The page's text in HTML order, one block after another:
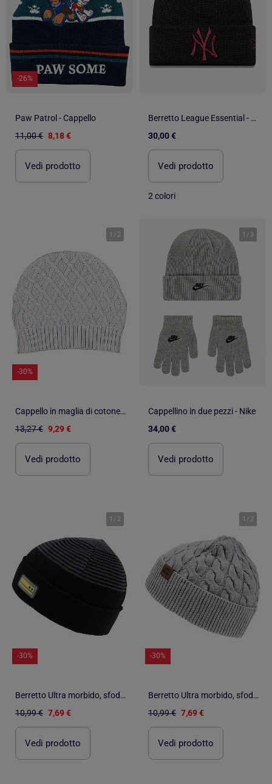
-26%
Paw Patrol - Cappello
11,00 € 8,18 €
Vedi prodotto
Berretto League Essential - New Era
30,00 €
Vedi prodotto
2 colori
1 / 2
-30%
Cappello in maglia di cotone biologico foderato loan | Kitikate
13,27 € 9,29 €
Vedi prodotto
1 / 3
Cappellino in due pezzi - Nike
34,00 €
Vedi prodotto
1 / 2
-30%
Berretto Ultra morbido, sfoderato unisex bambino Isotoner
10,99 € 7,69 €
Vedi prodotto
1 / 2
-30%
Berretto Ultra morbido, sfoderato unisex bambino Isotoner
10,99 € 7,69 €
Vedi prodotto